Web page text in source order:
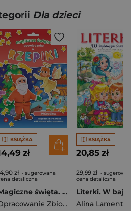
Dla dzieci
KSIĄŻKA
zł
zł - sugerowana
detaliczna
Magiczne święta. Opowiadanka & rzepiki
Opracowanie Zbiorowe
KSIĄŻKA
20,85 zł
29,99 zł -
cena detaliczna
Alina Lament